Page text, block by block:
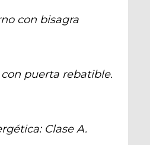
con bisagra
puerta rebatible.
Clase A.